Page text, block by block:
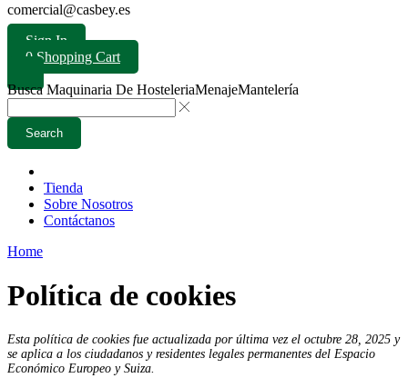
comercial@casbey.es
Sign In
0 Shopping Cart
BuscaMaquinaria De HosteleriaMenajeMantelería
Search
Tienda
Sobre Nosotros
Contáctanos
Home
Política de cookies
Esta política de cookies fue actualizada por última vez el octubre 28, 2025 y
se aplica a los ciudadanos y residentes legales permanentes del Espacio
Económico Europeo y Suiza.